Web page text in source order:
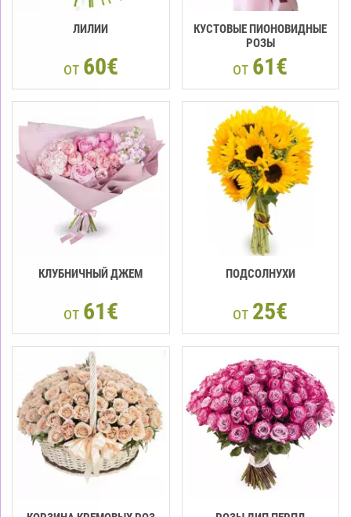
ЛИЛИИ
от 60€
КУСТОВЫЕ ПИОНОВИДНЫЕ
РОЗЫ
от 61€
КЛУБНИЧНЫЙ ДЖЕМ
от 61€
ПОДСОЛНУХИ
от 25€